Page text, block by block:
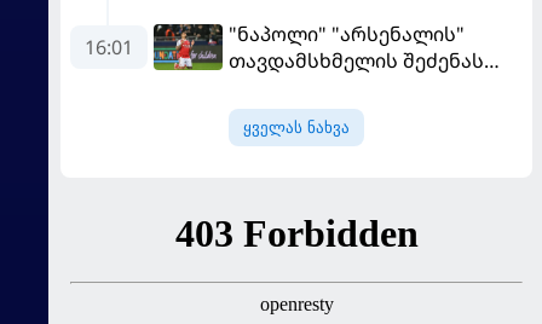
16:01
"ნაპოლი" "არსენალის"
თავდამსხმელის შეძენას
ყველას ნახვა